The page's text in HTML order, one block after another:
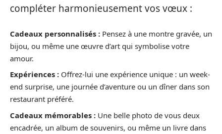
compléter harmonieusement vos vœux :
Cadeaux personnalisés : Pensez à une montre gravée, un
bijou, ou même une œuvre d’art qui symbolise votre
amour.
Expériences : Offrez-lui une expérience unique : un week-
end surprise, une journée d’aventure ou un dîner dans son
restaurant préféré.
Cadeaux mémorables : Une belle photo de vous deux
encadrée, un album de souvenirs, ou même un livre dans